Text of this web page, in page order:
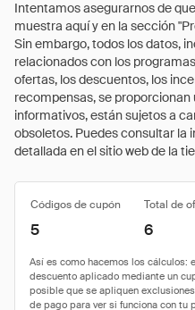
Intentamos asegurarnos de
muestra aquí y en la sección
Sin embargo, todos los datos,
relacionados con los
ofertas, los descuentos, los
recompensas, se
informativos, están sujetos a
obsoletos. Puedes consultar la
detallada en el sitio web de la
Códigos de cupón Total de
5 6